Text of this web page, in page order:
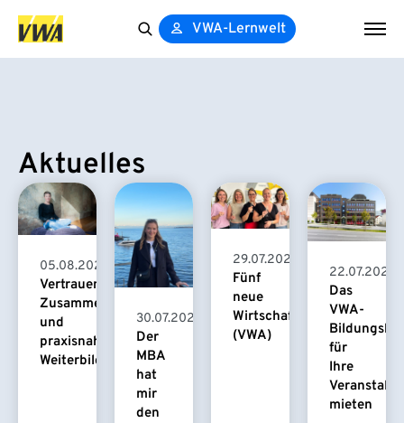
VWA-Lernwelt
Aktuelles
05.08.2026
Vertrauensvolle
Zusammenarbeit
und
praxisnahe
Weiterbildung
30.07.2026
Der
MBA
hat
mir
den
29.07.2026
Fünf
neue
Wirtschaftspsychologinnen
(VWA)
22.07.2026
Das
VWA-
für
Ihre
mieten